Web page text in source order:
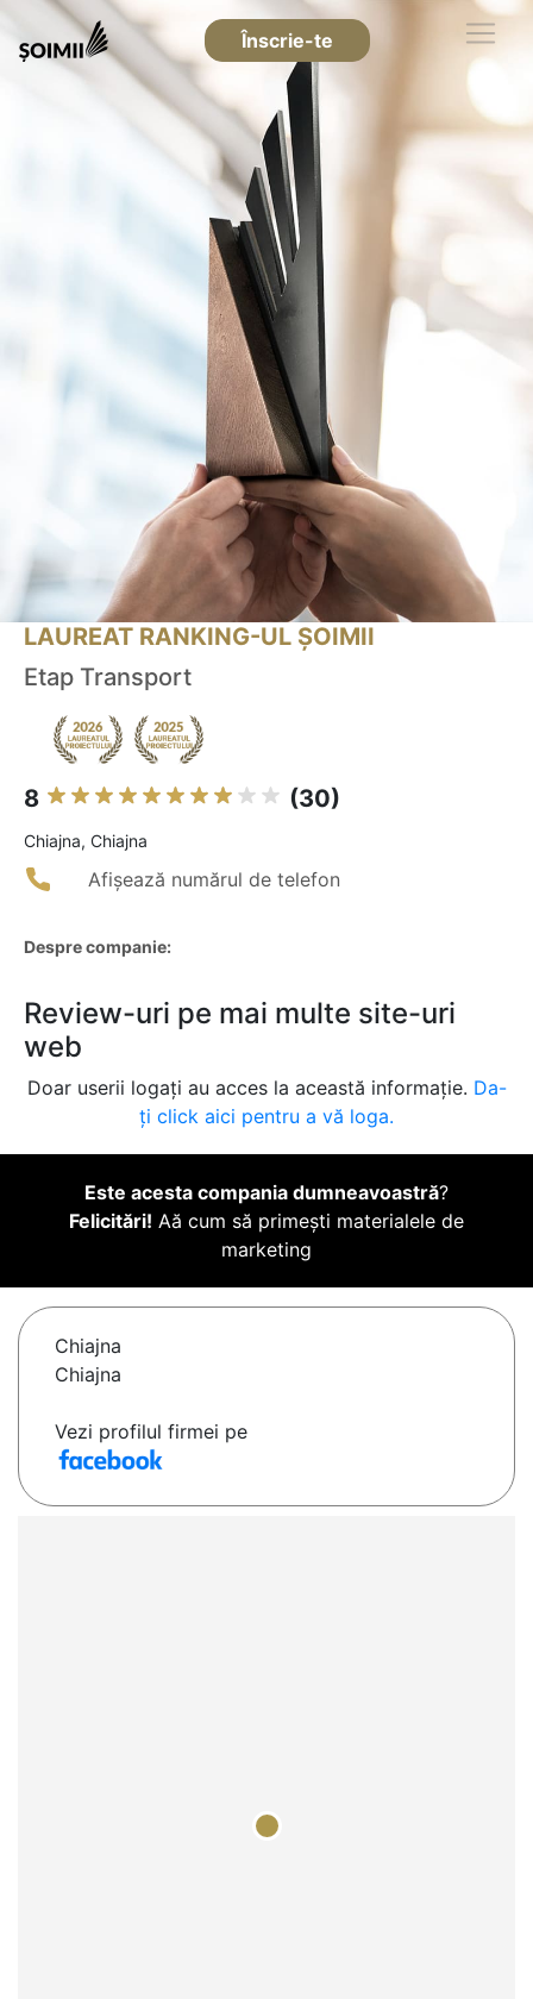
Înscrie-te
LAUREAT RANKING-UL ȘOIMII
Etap Transport
8 (30)
Chiajna, Chiajna
Afișează numărul de telefon
Despre companie:
Review-uri pe mai multe site-uri
web
Doar userii logați au acces la această informație. Da-
ți click aici pentru a vă loga.
Este acesta compania dumneavoastră?
Felicitări! Aă cum să primești materialele de
marketing
Chiajna
Chiajna
Vezi profilul firmei pe